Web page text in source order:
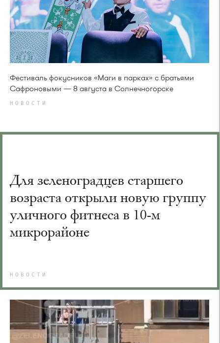
Фестиваль фокусников «Маги в парках» с братьями
Сафроновыми — 8 августа в Солнечногорске
НОВОСТИ
Для зеленоградцев старшего
возраста открыли новую группу
уличного фитнеса в 10-м
микрорайоне
НОВОСТИ